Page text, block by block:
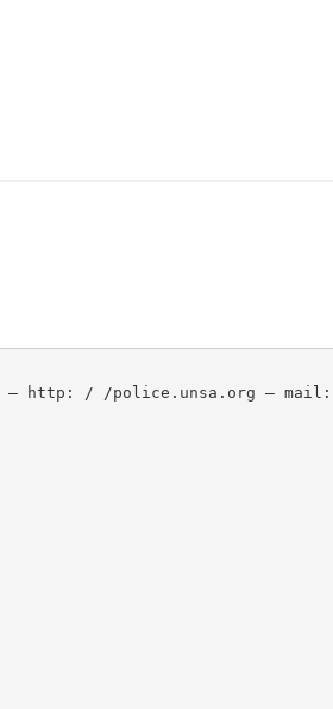
– http: / /police.unsa.org – mail: